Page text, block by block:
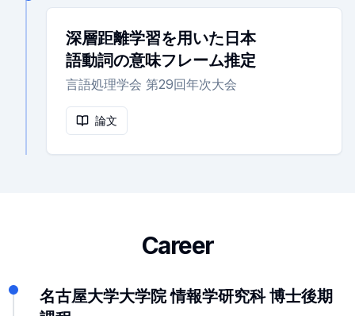
深層距離学習を用いた日本
語動詞の意味フレーム推定
言語処理学会 第29回年次大会
論文
Career
名古屋大学大学院 情報学研究科 博士後期